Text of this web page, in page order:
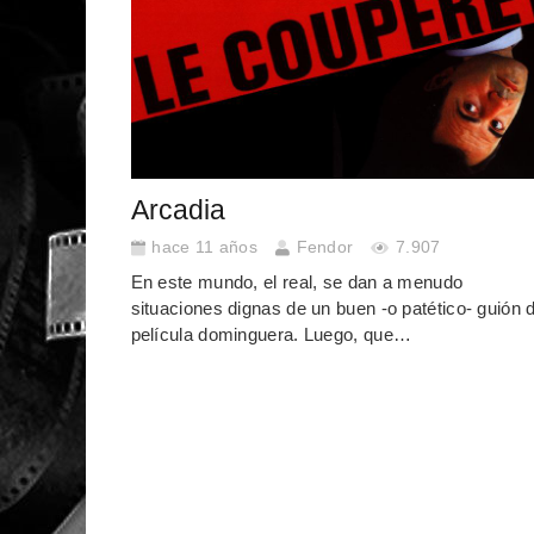
Arcadia
hace 11 años Fendor 7.907
En este mundo, el real, se dan a menudo
situaciones dignas de un buen -o patético- guión
película dominguera. Luego, que…